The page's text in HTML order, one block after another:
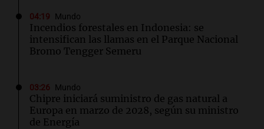
04:19 Mundo
Incendios forestales en Indonesia: se
intensifican las llamas en el Parque Nacional
Bromo Tengger Semeru
03:26 Mundo
Chipre iniciará suministro de gas natural a
Europa en marzo de 2028, según su ministro
de Energía